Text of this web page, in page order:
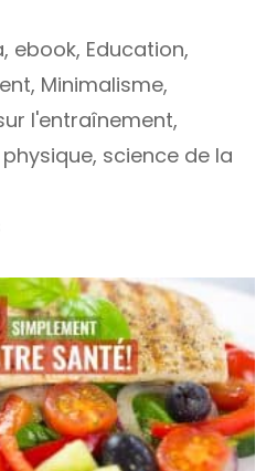
, ebook, Education,
, Minimalisme,
l'entraînement,
, science de la